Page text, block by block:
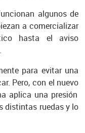
algunos de
a comercializar
hasta el aviso
para evitar una
Pero, con el nuevo
aplica una presión
distintas ruedas y lo